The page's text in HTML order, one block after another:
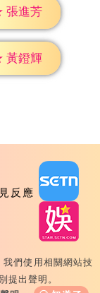
張進芳
黃鐙輝
反應
All Rights
舊宗路一段159
們使用相關網站技
提出聲明。